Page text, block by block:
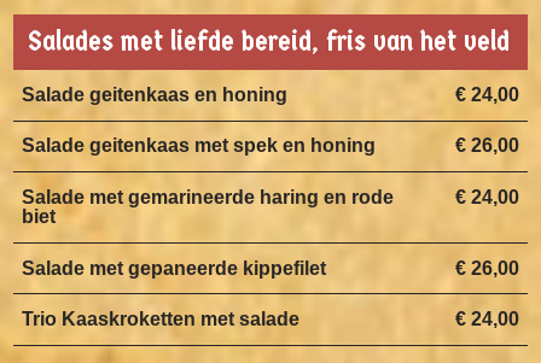
Salades met liefde bereid, fris van het veld
€ 24,00
Salade geitenkaas en honing
€ 26,00
Salade geitenkaas met spek en honing
€ 24,00
Salade met gemarineerde haring en rode
biet
€ 26,00
Salade met gepaneerde kippefilet
€ 24,00
Trio Kaaskroketten met salade